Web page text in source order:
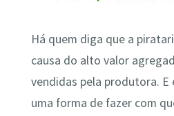
Há quem diga que a
causa do alto valor
vendidas pela produtora. E
uma forma de fazer com